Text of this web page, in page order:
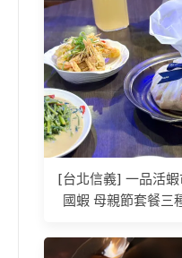
[台北信義] 一品活
國蝦 母親節套餐三